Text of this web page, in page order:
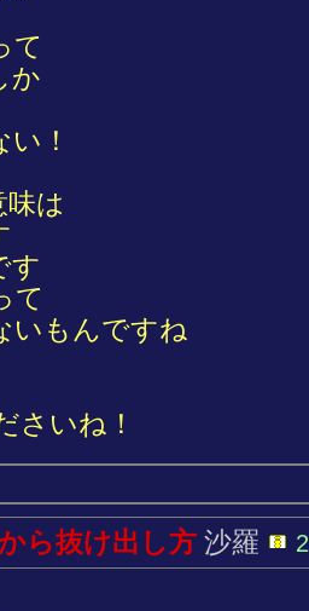
て
か
！
は
す
て
いもんですね
さいね！
ら抜け出し方 沙羅